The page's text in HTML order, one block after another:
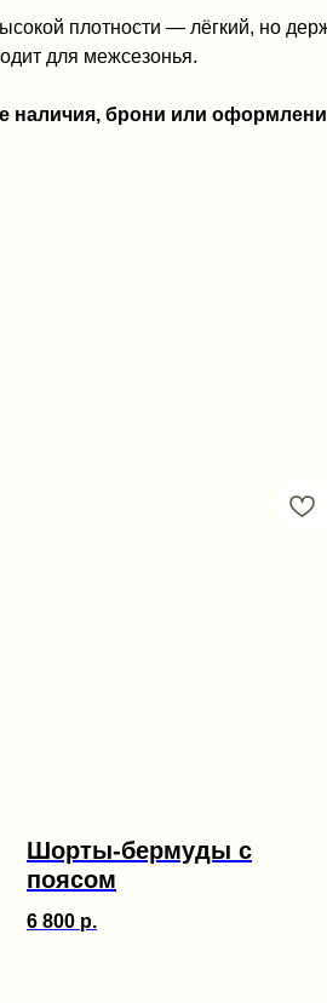
плотности — лёгкий, но
для межсезонья.
наличия, брони или
Шорты-бермуды с
поясом
6 800 р.